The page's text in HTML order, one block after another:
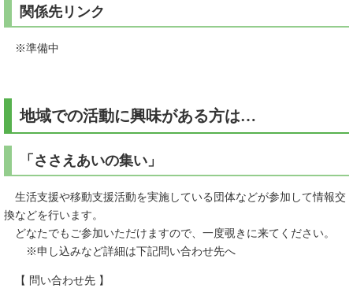
関係先リンク
※準備中
地域での活動に興味がある方は…
「ささえあいの集い」
生活支援や移動支援活動を実施している団体などが参加して情報交
換などを行います。
どなたでもご参加いただけますので、一度覗きに来てください。
※申し込みなど詳細は下記問い合わせ先へ
【 問い合わせ先 】